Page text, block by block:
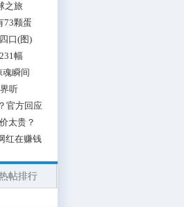
之旅
73颗蛋
口(图)
幅
魂瞬间
听
官方回应
太贵？
红在赚钱
帖排行